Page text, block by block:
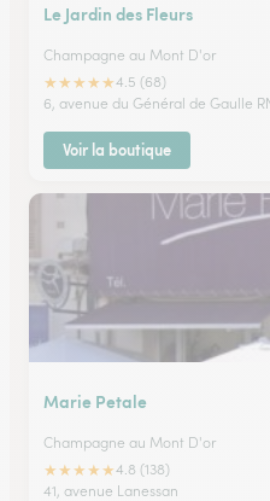
Le Jardin des Fleurs
Champagne au Mont D'or
★★★★★4.5 (68)
6, avenue du Général de Gaulle
Voir la boutique
Marie Petale
Champagne au Mont D'or
★★★★★4.8 (138)
41, avenue Lanessan